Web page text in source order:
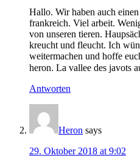
Hallo. Wir haben auch
frankreich. Viel arbeit.
von unseren tieren.
kreucht und fleucht. Ich
weitermachen und hoffe
heron. La vallee des javots
Antworten
Heron says
29. Oktober 2018 at 9:02